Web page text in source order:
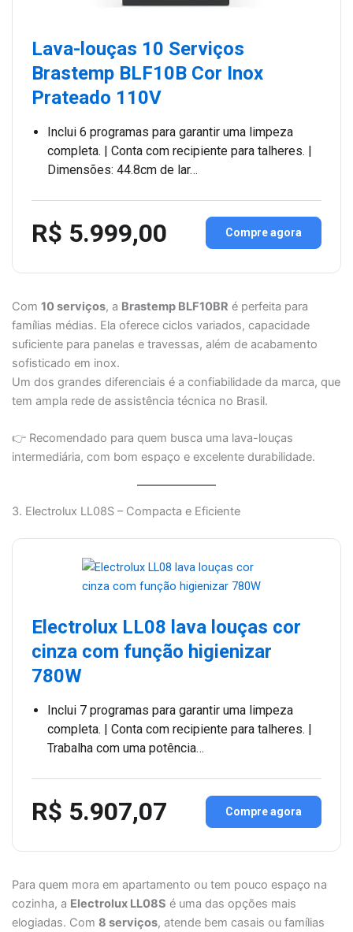
Lava-louças 10 Serviços
Brastemp BLF10B Cor Inox
Prateado 110V
Inclui 6 programas para garantir uma limpeza
completa. | Conta com recipiente para talheres. |
Dimensões: 44.8cm de lar…
R$ 5.999,00 Compre agora
Com 10 serviços, a Brastemp BLF10BR é perfeita para
famílias médias. Ela oferece ciclos variados, capacidade
suficiente para panelas e travessas, além de acabamento
sofisticado em inox.
Um dos grandes diferenciais é a confiabilidade da marca, que
tem ampla rede de assistência técnica no Brasil.
👉 Recomendado para quem busca uma lava-louças
intermediária, com bom espaço e excelente durabilidade.
3. Electrolux LL08S – Compacta e Eficiente
Electrolux LL08 lava louças cor
cinza com função higienizar
780W
Inclui 7 programas para garantir uma limpeza
completa. | Conta com recipiente para talheres. |
Trabalha com uma potência…
R$ 5.907,07 Compre agora
Para quem mora em apartamento ou tem pouco espaço na
cozinha, a Electrolux LL08S é uma das opções mais
elogiadas. Com 8 serviços, atende bem casais ou famílias